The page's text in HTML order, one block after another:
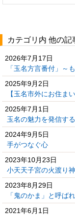
カテゴリ内 他の記
2026年7月17日
「玉名方言番付」～
2025年9月2日
【玉名市外にお住ま
2025年7月1日
玉名の魅力を発信す
2024年9月5日
手がつなぐ心
2023年10月23日
小天天子宮の火渡り
2023年8月29日
「鬼のかま」と呼ば
2021年6月1日